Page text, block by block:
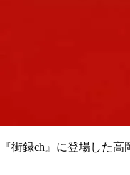
『街録ch』に登場した高